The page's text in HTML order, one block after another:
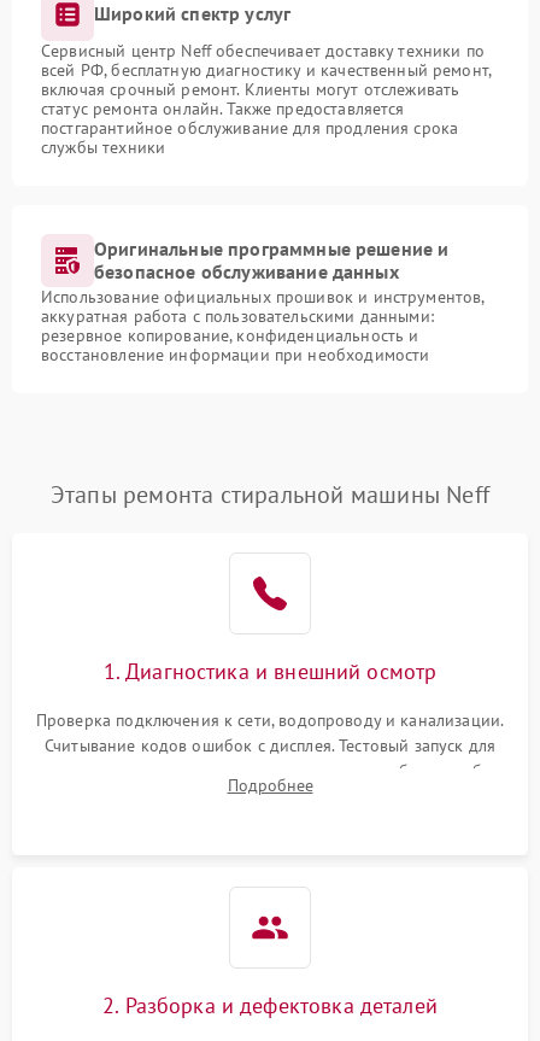
Широкий спектр услуг
Сервисный центр Neff обеспечивает доставку техники по
всей РФ, бесплатную диагностику и качественный ремонт,
включая срочный ремонт. Клиенты могут отслеживать
статус ремонта онлайн. Также предоставляется
постгарантийное обслуживание для продления срока
службы техники
Оригинальные программные решение и
безопасное обслуживание данных
Использование официальных прошивок и инструментов,
аккуратная работа с пользовательскими данными:
резервное копирование, конфиденциальность и
восстановление информации при необходимости
Этапы ремонта стиральной машины Neff
1. Диагностика и внешний осмотр
Проверка подключения к сети, водопроводу и канализации.
Считывание кодов ошибок с дисплея. Тестовый запуск для
выявления посторонних шумов, протечек или сбоев в работе
электронного модуля управления.
Подробнее
2. Разборка и дефектовка деталей